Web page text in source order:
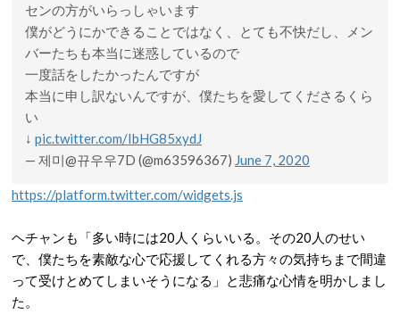
センの方がいらっしゃいます
僕がどうにかできることではなく、とても不快だし、メン
バーたちも本当に迷惑しているので
一度話をしたかったんですが
本当に申し訳ないんですが、僕たちを愛してくださるくら
い
↓ pic.twitter.com/IbHG85xydJ
— 제미@뀨우우7D (@m63596367) June 7, 2020
https://platform.twitter.com/widgets.js
ヘチャンも「多い時には20人くらいいる。その20人のせい
で、僕たちを素敵な心で応援してくれる方々の気持ちまで間違
って受けとめてしまいそうになる」と悲痛な心情を明かしまし
た。